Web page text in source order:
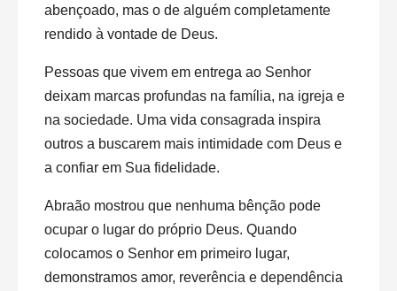
abençoado, mas o de alguém completamente
rendido à vontade de Deus.
Pessoas que vivem em entrega ao Senhor
deixam marcas profundas na família, na igreja e
na sociedade. Uma vida consagrada inspira
outros a buscarem mais intimidade com Deus e
a confiar em Sua fidelidade.
Abraão mostrou que nenhuma bênção pode
ocupar o lugar do próprio Deus. Quando
colocamos o Senhor em primeiro lugar,
demonstramos amor, reverência e dependência